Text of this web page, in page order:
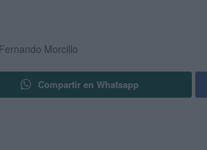
Morcillo
Compartir en Whatsapp